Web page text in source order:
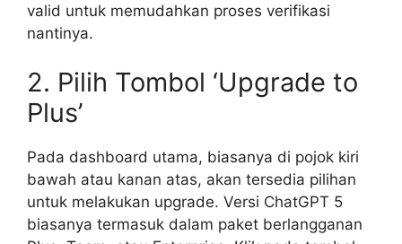
valid untuk memudahkan proses verifikasi
nantinya.
2. Pilih Tombol ‘Upgrade to
Plus’
Pada dashboard utama, biasanya di pojok kiri
bawah atau kanan atas, akan tersedia pilihan
untuk melakukan upgrade. Versi ChatGPT 5
biasanya termasuk dalam paket berlangganan